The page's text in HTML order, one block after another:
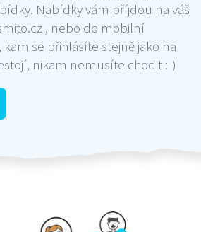
Nabídky vám příjdou na váš
, nebo do mobilní
kam se přihlásíte stejně jako na
nikam nemusíte chodit :-)